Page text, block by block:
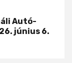
Autó-
június 6.